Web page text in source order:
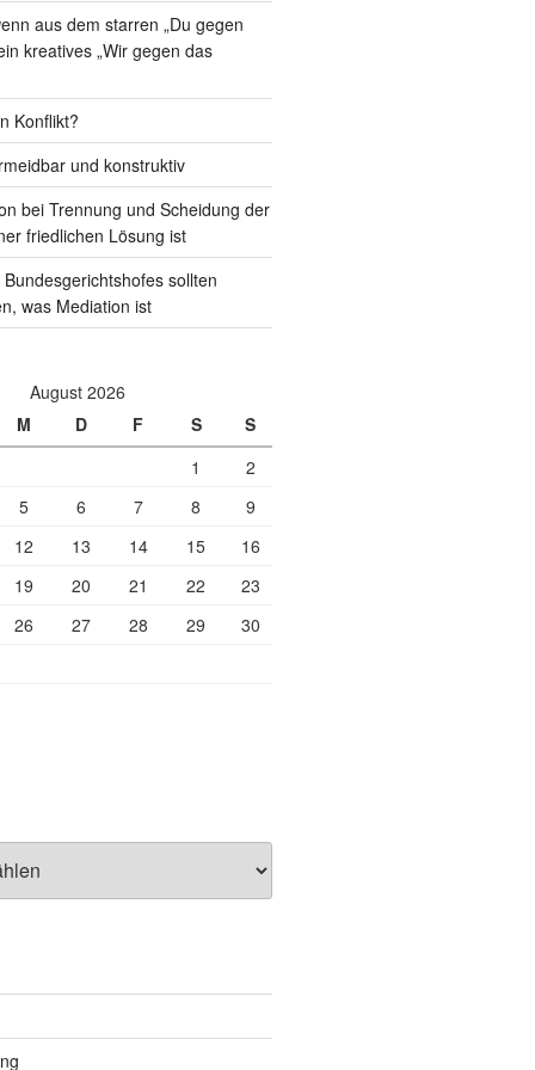
aus dem starren „Du gegen
kreatives „Wir gegen das
Konflikt?
und konstruktiv
bei Trennung und Scheidung der
friedlichen Lösung ist
sollten
was Mediation ist
August 2026
M D F S
S
1
2
5 6 7 8
9
12 13 14 15
16
19 20 21 22
23
26 27 28 29
30